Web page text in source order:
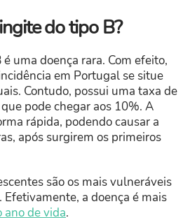
do tipo B?
uma doença rara. Com efeito,
em Portugal se situe
Contudo, possui uma taxa de
pode chegar aos 10%. A
rápida, podendo causar a
após surgirem os primeiros
são os mais vulneráveis
a doença é mais
ano de vida.